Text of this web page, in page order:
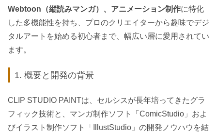
Webtoon（縦読みマンガ）、アニメーション制作に特化
した多機能性を持ち、プロのクリエイターから趣味でデジ
タルアートを始める初心者まで、幅広い層に愛用されてい
ます。
1. 概要と開発の背景
CLIP STUDIO PAINTは、セルシスが長年培ってきたグラ
フィック技術と、マンガ制作ソフト「ComicStudio」およ
びイラスト制作ソフト「IllustStudio」の開発ノウハウを結